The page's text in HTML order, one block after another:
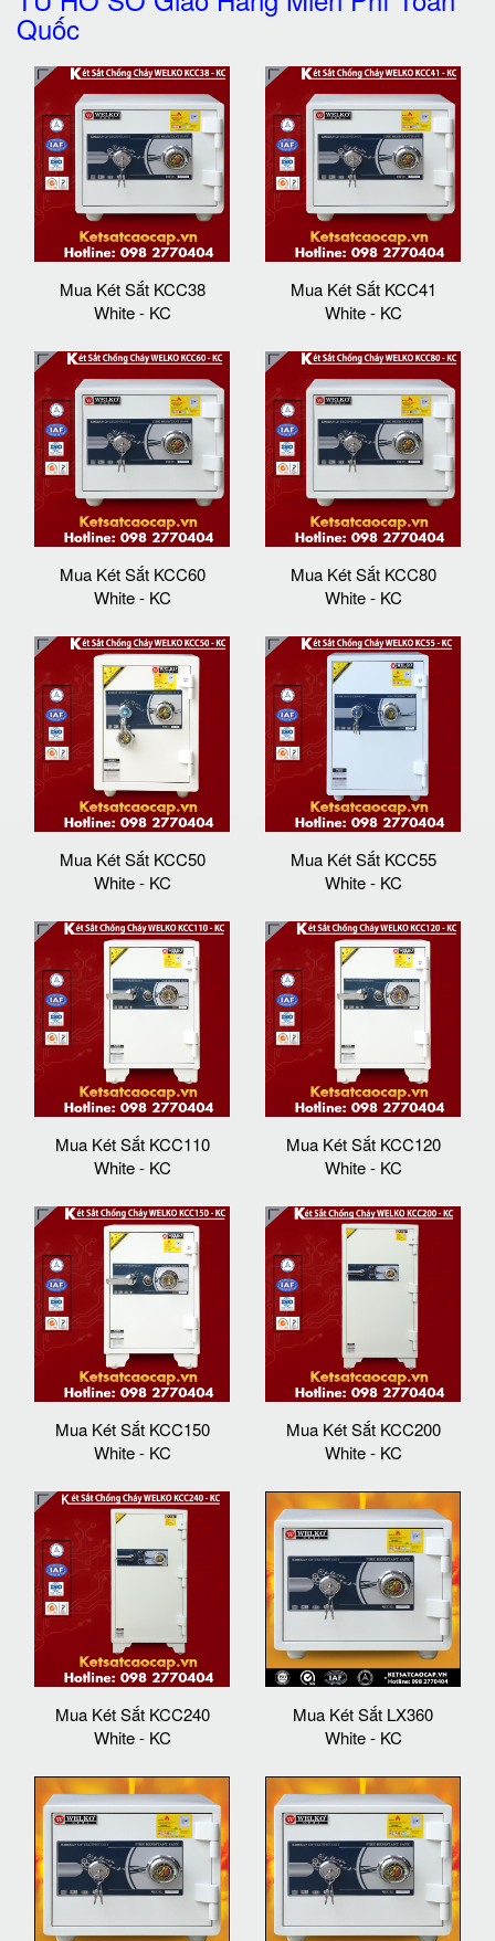
Quốc
Mua Két Sắt KCC38
White - KC
Mua Két Sắt KCC41
White - KC
Mua Két Sắt KCC60
White - KC
Mua Két Sắt KCC80
White - KC
Mua Két Sắt KCC50
White - KC
Mua Két Sắt KCC55
White - KC
Mua Két Sắt KCC110
White - KC
Mua Két Sắt KCC120
White - KC
Mua Két Sắt KCC150
White - KC
Mua Két Sắt KCC200
White - KC
Mua Két Sắt KCC240
White - KC
Mua Két Sắt LX360
White - KC